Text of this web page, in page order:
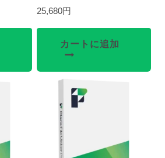
25,680円
カートに追加